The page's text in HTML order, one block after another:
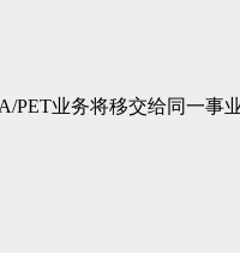
业务将移交给同一事